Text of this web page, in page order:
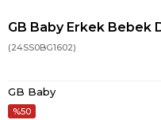
GB Baby Erkek Bebek
(24SS0BG1602)
GB Baby
50